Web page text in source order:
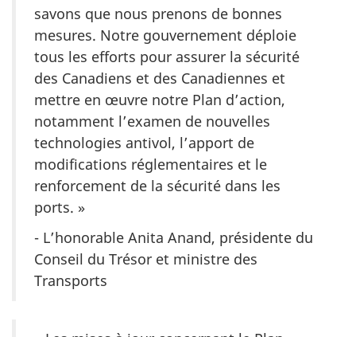
savons que nous prenons de bonnes
mesures. Notre gouvernement déploie
tous les efforts pour assurer la sécurité
des Canadiens et des Canadiennes et
mettre en œuvre notre Plan d’action,
notamment l’examen de nouvelles
technologies antivol, l’apport de
modifications réglementaires et le
renforcement de la sécurité dans les
ports. »
- L’honorable Anita Anand, présidente du
Conseil du Trésor et ministre des
Transports